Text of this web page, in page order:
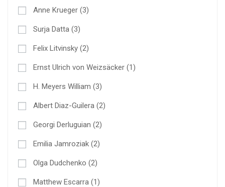
Anne Krueger (3)
Surja Datta (3)
Felix Litvinsky (2)
Ernst Ulrich von Weizsäcker (1)
H. Meyers William (3)
Albert Diaz-Guilera (2)
Georgi Derluguian (2)
Emilia Jamroziak (2)
Olga Dudchenko (2)
Matthew Escarra (1)